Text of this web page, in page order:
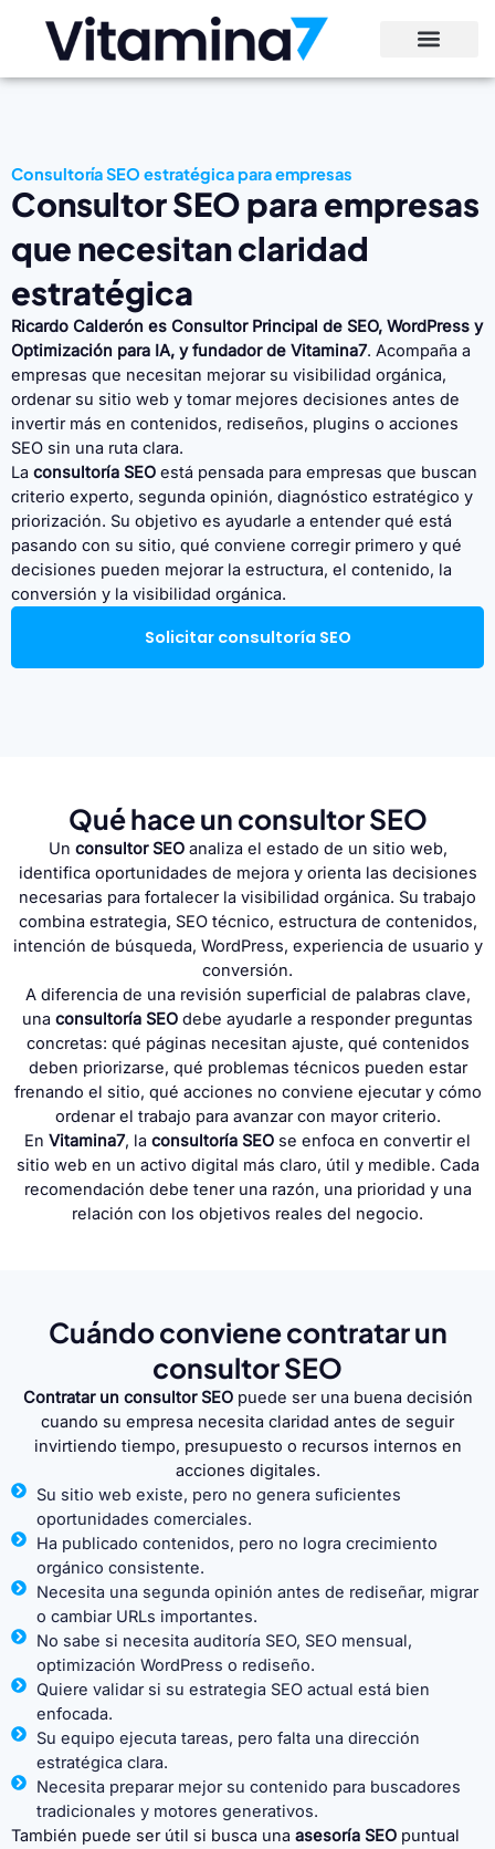
contenido
Consultoría SEO estratégica para empresas
Consultor SEO para empresas
que necesitan claridad
estratégica
Ricardo Calderón es Consultor Principal de SEO, WordPress y
Optimización para IA, y fundador de Vitamina7. Acompaña a
empresas que necesitan mejorar su visibilidad orgánica,
ordenar su sitio web y tomar mejores decisiones antes de
invertir más en contenidos, rediseños, plugins o acciones
SEO sin una ruta clara.
La consultoría SEO está pensada para empresas que buscan
criterio experto, segunda opinión, diagnóstico estratégico y
priorización. Su objetivo es ayudarle a entender qué está
pasando con su sitio, qué conviene corregir primero y qué
decisiones pueden mejorar la estructura, el contenido, la
conversión y la visibilidad orgánica.
Solicitar consultoría SEO
Qué hace un consultor SEO
Un consultor SEOanaliza el estado de un sitio web,
identifica oportunidades de mejora y orienta las decisiones
necesarias para fortalecer la visibilidad orgánica. Su trabajo
combina estrategia, SEO técnico, estructura de contenidos,
intención de búsqueda, WordPress, experiencia de usuario y
conversión.
A diferencia de una revisión superficial de palabras clave,
una consultoría SEO debe ayudarle a responder preguntas
concretas: qué páginas necesitan ajuste, qué contenidos
deben priorizarse, qué problemas técnicos pueden estar
frenando el sitio, qué acciones no conviene ejecutar y cómo
ordenar el trabajo para avanzar con mayor criterio.
En Vitamina7, la consultoría SEO se enfoca en convertir el
sitio web en un activo digital más claro, útil y medible. Cada
recomendación debe tener una razón, una prioridad y una
relación con los objetivos reales del negocio.
Cuándo conviene contratar un
consultor SEO
Contratar un consultor SEOpuede ser una buena decisión
cuando su empresa necesita claridad antes de seguir
invirtiendo tiempo, presupuesto o recursos internos en
acciones digitales.
Su sitio web existe, pero no genera suficientes
oportunidades comerciales.
Ha publicado contenidos, pero no logra crecimiento
orgánico consistente.
Necesita una segunda opinión antes de rediseñar, migrar
o cambiar URLs importantes.
No sabe si necesita auditoría SEO, SEO mensual,
optimización WordPress o rediseño.
Quiere validar si su estrategia SEO actual está bien
enfocada.
Su equipo ejecuta tareas, pero falta una dirección
estratégica clara.
Necesita preparar mejor su contenido para buscadores
tradicionales y motores generativos.
También puede ser útil si busca una asesoría SEO puntual